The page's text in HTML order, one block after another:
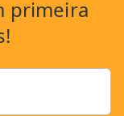
primeira